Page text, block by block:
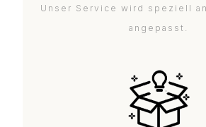
Unser Service wird speziell
angepasst.